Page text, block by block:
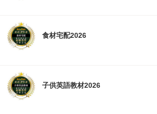
食材宅配2026
子供英語教材2026